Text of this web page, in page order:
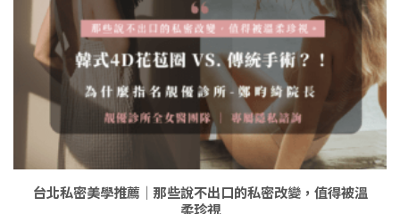
台北私密美學推薦｜那些說不出口的私密改變，值得被溫
柔珍視